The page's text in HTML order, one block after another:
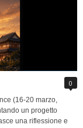
0
(16-20 marzo,
un progetto
una riflessione e